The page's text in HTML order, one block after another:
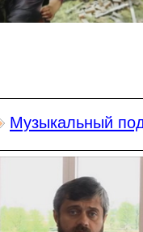
Музыкальный